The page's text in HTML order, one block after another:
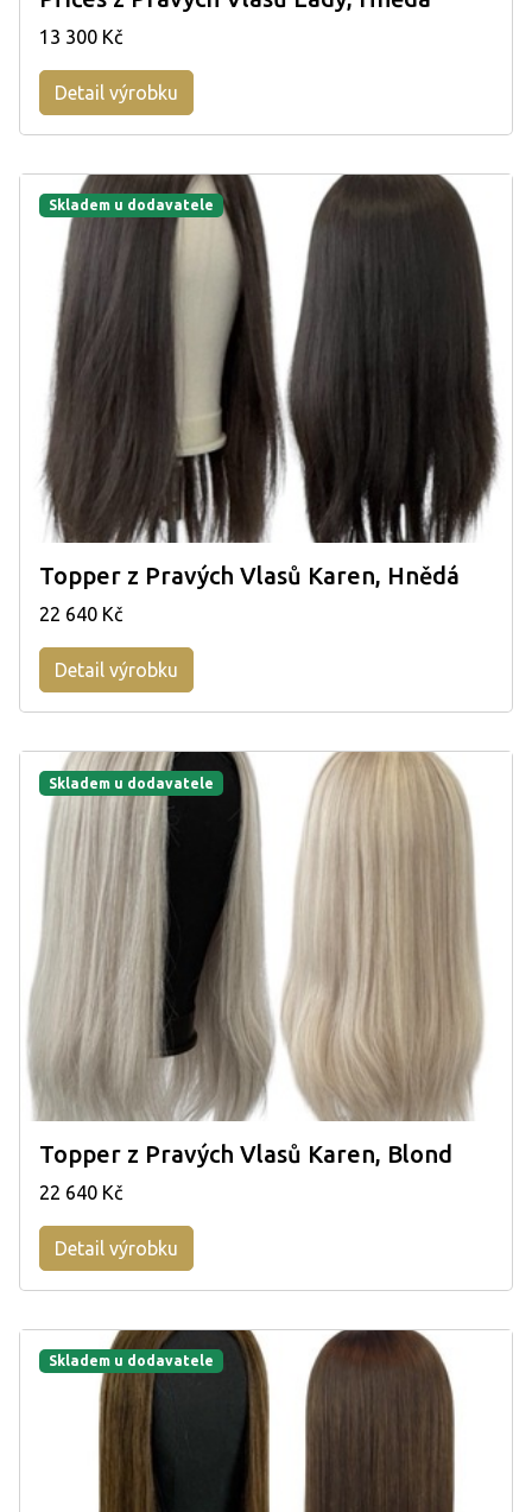
13 300 Kč
Detail výrobku
Skladem u dodavatele
Topper z Pravých Vlasů Karen, Hnědá
22 640 Kč
Detail výrobku
Skladem u dodavatele
Topper z Pravých Vlasů Karen, Blond
22 640 Kč
Detail výrobku
Skladem u dodavatele